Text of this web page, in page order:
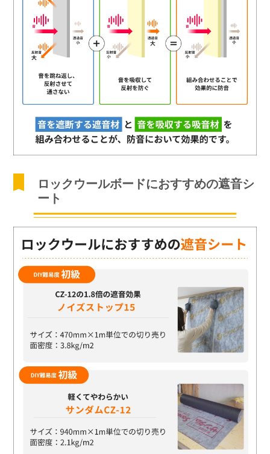
ロックウールボードにおすすめの遮音シ
ート